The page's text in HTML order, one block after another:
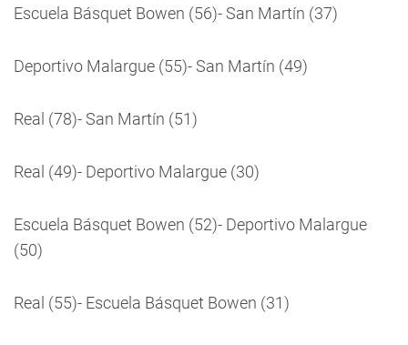
Escuela Básquet Bowen (56)- San Martín (37)
Deportivo Malargue (55)- San Martín (49)
Real (78)- San Martín (51)
Real (49)- Deportivo Malargue (30)
Escuela Básquet Bowen (52)- Deportivo Malargue
(50)
Real (55)- Escuela Básquet Bowen (31)